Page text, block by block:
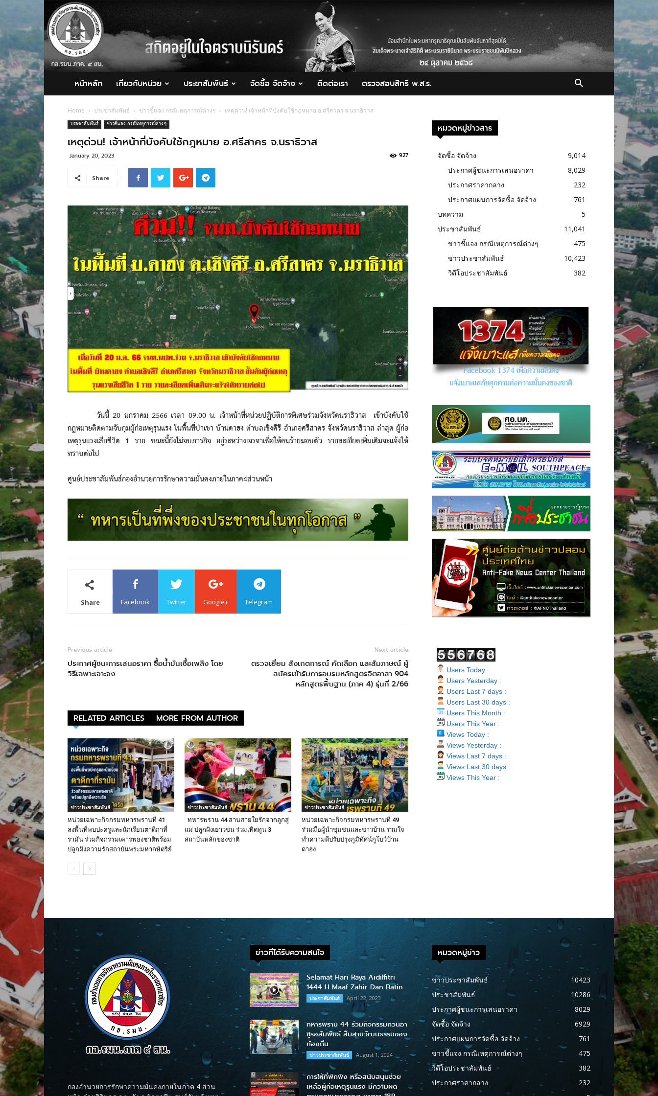
กอ.รมน.ภาค
4
สน.
หน้าหลัก เกี่ยวกับหน่วย ประชาสัมพันธ์ จัดซื้อ จัดจ้าง ติดต่อเรา ตรวจสอบสิทธิ พ.ส.ร.
Home ประชาสัมพันธ์ ข่าวชี้แจง กรณีเหตุการณ์ต่างๆ เหตุด่วน! เจ้าหน้าที่บังคับใช้กฎหมาย อ.ศรีสาคร จ.นราธิวาส
ประชาสัมพันธ์ ข่าวชี้แจง กรณีเหตุการณ์ต่างๆ
เหตุด่วน! เจ้าหน้าที่บังคับใช้กฎหมาย อ.ศรีสาคร จ.นราธิวาส
January 20, 2023 927
Share
วันนี้ 20 มกราคม 2566 เวลา 09.00 น. เจ้าหน้าที่หน่วยปฏิบัติการพิเศษร่วมจังหวัดนราธิวาส เข้าบังคับใช้
กฎหมายติดตามจับกุมผู้ก่อเหตุรุนแรง ในพื้นที่ป่าเขา บ้านดาฮง ตำบลเชิงคีรี อำเภอศรีสาคร จังหวัดนราธิวาส ล่าสุด ผู้ก่อ
เหตุรุนแรงเสียชีวิต 1 ราย ขณะนี้ยังไม่จบภารกิจ อยู่ระหว่างเจรจาเพื่อให้คนร้ายมอบตัว รายละเอียดเพิ่มเติมจะแจ้งให้
ทราบต่อไป
ศูนย์ประชาสัมพันธ์กองอำนวยการรักษาความมั่นคงภายในภาค4ส่วนหน้า
Share Facebook Twitter Google+ Telegram
Previous article
ประกาศผู้ชนะการเสนอราคา ซื้อน้ำมันเชื้อเพลิง โดย
วิธีเฉพาะเจาะจง
Next article
ตรวจเยี่ยม สังเกตการณ์ คัดเลือก และสัมภาษณ์ ผู้
สมัครเข้ารับการอบรมหลักสูตรจิตอาสา 904
หลักสูตรพื้นฐาน (ภาค 4) รุ่นที่ 2/66
RELATED ARTICLES MORE FROM AUTHOR
ข่าวประชาสัมพันธ์
หน่วยเฉพาะกิจกรมทหารพรานที่ 41
ลงพื้นที่พบปะครูและนักเรียนตาดีกาที่
รามัน ร่วมกิจกรรมเคารพธงชาติพร้อม
ปลูกฝังความรักสถาบันพระมหากษัตริย์
ข่าวประชาสัมพันธ์
ทหารพราน 44 สานสายใยรักจากลูกสู่
แม่ ปลูกฝังเยาวชน ร่วมเทิดทูน 3
สถาบันหลักของชาติ
ข่าวประชาสัมพันธ์
หน่วยเฉพาะกิจกรมทหารพรานที่ 49
ร่วมมือผู้นำชุมชนและชาวบ้าน ร่วมใจ
ทำความดีปรับปรุงภูมิทัศน์กูโบว์บ้าน
ดาฮง
หมวดหมู่ข่าวสาร
จัดซื้อ จัดจ้าง
9,014
ประกาศผู้ชนะการเสนอราคา
8,029
ประกาศราคากลาง
232
ประกาศแผนการจัดซื้อ จัดจ้าง
761
บทความ
5
ประชาสัมพันธ์
11,041
ข่าวชี้แจง กรณีเหตุการณ์ต่างๆ
475
ข่าวประชาสัมพันธ์
10,423
วิดีโอประชาสัมพันธ์
382
Users Today :
Users Yesterday :
Users Last 7 days :
Users Last 30 days :
Users This Month :
Users This Year :
Views Today :
Views Yesterday :
Views Last 7 days :
Views Last 30 days :
Views This Year :
กองอำนวยการรักษาความมั่นคงภายในภาค 4 ส่วน
ข่าวที่ได้รับความสนใจ
Selamat Hari Raya Aidilfitri
1444 H Maaf Zahir Dan Batin
ประชาสัมพันธ์ April 22, 2023
ทหารพราน 44 ร่วมกิจกรรมกวนอา
ซูรอสัมพันธ์ สืบสานวัฒนธรรมของ
ท้องถิ่น
ข่าวประชาสัมพันธ์ August 1, 2024
การให้ที่พักพิง หรือสนับสนุนช่วย
เหลือผู้ก่อเหตุรุนแรง มีความผิด
หมวดหมู่ข่าว
ข่าวประชาสัมพันธ์
10423
ประชาสัมพันธ์
10286
ประกาศผู้ชนะการเสนอราคา
8029
จัดซื้อ จัดจ้าง
6929
ประกาศแผนการจัดซื้อ จัดจ้าง
761
ข่าวชี้แจง กรณีเหตุการณ์ต่างๆ
475
วิดีโอประชาสัมพันธ์
382
ประกาศราคากลาง
232